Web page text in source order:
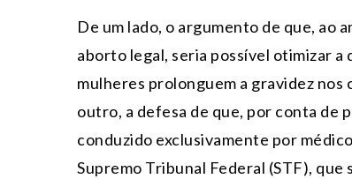
De um lado, o argumento de que, ao
aborto legal, seria possível otimizar
mulheres prolonguem a gravidez
outro, a defesa de que, por conta de
conduzido exclusivamente por
Supremo Tribunal Federal (STF),